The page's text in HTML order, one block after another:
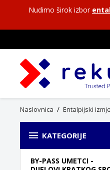
Nudimo širok izbor
Naslovnica Entalpijski
 KATEGORIJE
BY-PASS UMETCI -